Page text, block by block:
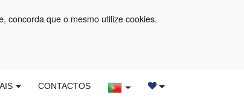
concorda que o mesmo utilize cookies.
CONTACTOS